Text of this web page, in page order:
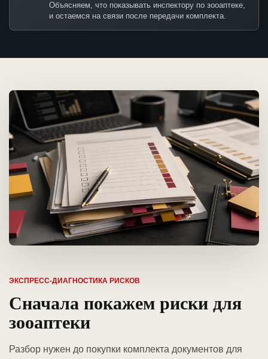
Объясняем, что показывать инспектору по зооаптеке,
и остаемся на связи после передачи комплекта.
ЭКСПРЕСС-ДИАГНОСТИКА РИСКОВ
Сначала покажем риски для
зооаптеки
Разбор нужен до покупки комплекта документов для